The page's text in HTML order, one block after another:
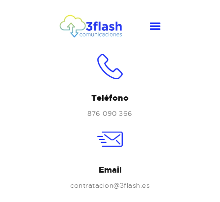
COMUNICACIONES
ENERGÍATeléfono
876 090 366
Email
contratacion@3flash.es